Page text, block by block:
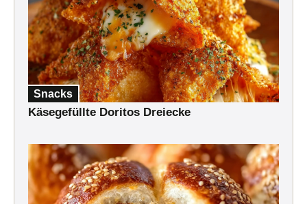
Snacks
Käsegefüllte Doritos Dreiecke